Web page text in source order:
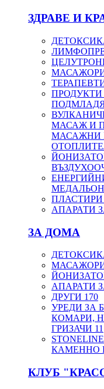
ЗДРАВЕ И
ПРОДУКТИ
МАСАЖ И
МАСАЖНИ
ПЛАСТИРИ
АПАРАТИ
ЗА ДОМА
АПАРАТИ
ДРУГИ 170
УРЕДИ ЗА
КОМАРИ,
ГРИЗАЧИ 11
КАМЕННО
КЛУБ